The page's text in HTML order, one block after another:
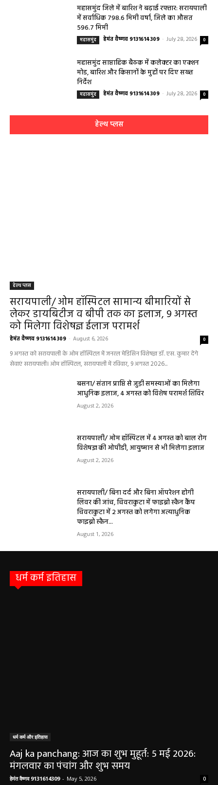
महासमुंद जिले में बारिश ने बढ़ाई रफ्तार: सरायपाली
में सर्वाधिक 798.6 मिमी वर्षा, जिले का औसत
596.7 मिमी
महासमुंद हेमंत वैष्णव 9131614309 - July 28, 2026 0
महासमुंद साप्ताहिक बैठक में कलेक्टर का एक्शन
मोड, बारिश और किसानों के मुद्दों पर दिए सख्त
निर्देश
महासमुंद हेमंत वैष्णव 9131614309 - July 28, 2026 0
हेल्थ प्लस
हेल्थ प्लस
सरायपाली/ ओम हॉस्पिटल सामान्य बीमारियों से
लेकर डायबिटीज व बीपी तक का इलाज, 9 अगस्त
को मिलेगा विशेषज्ञ ईलाज परामर्श
हेमंत वैष्णव 9131614309 - August 6, 2026 0
9 अगस्त को सरायपाली के ओम हॉस्पिटल में जनरल मेडिसिन विशेषज्ञ डॉ. एस. कुमार देंगे
सेवाएं सरायपाली। ओम हॉस्पिटल, सरायपाली में रविवार, 9 अगस्त 2026...
बसना/ संतान प्राप्ति से जुड़ी समस्याओं का मिलेगा
आधुनिक इलाज, 4 अगस्त को विशेष परामर्श शिविर
August 2, 2026
सरायपाली/ ओम हॉस्पिटल में 4 अगस्त को बाल रोग
विशेषज्ञ की ओपीडी, आयुष्मान से भी मिलेगा इलाज
August 2, 2026
सरायपाली/ बिना दर्द और बिना ऑपरेशन होगी
लिवर की जांच, चिवराकुटा में फाइब्रो स्कैन कैंप
चिवराकुटा में 2 अगस्त को लगेगा अत्याधुनिक
फाइब्रो स्कैन...
August 1, 2026
धर्म कर्म इतिहास
धर्म कर्म और इतिहास
Aaj ka panchang: आज का शुभ मुहूर्त: 5 मई 2026:
मंगलवार का पंचांग और शुभ समय
हेमंत वैष्णव 9131614309 - May 5, 2026 0